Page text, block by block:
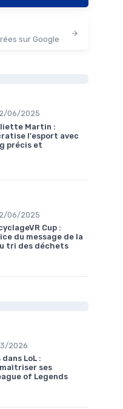
sur Google
06/2025
Martin :
l'esport avec
précis et
06/2025
Cup :
du message de la
tri des déchets
2026
dans LoL :
ses
of Legends